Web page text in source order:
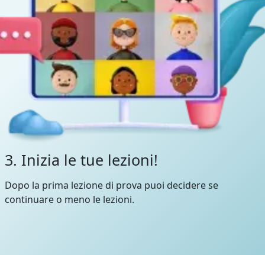
3. Inizia le tue lezioni!
Dopo la prima lezione di prova puoi decidere se
continuare o meno le lezioni.